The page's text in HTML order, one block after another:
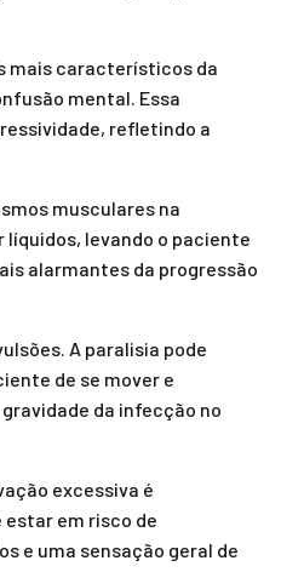
mais característicos da
mental. Essa
refletindo a
musculares na
levando o paciente
alarmantes da progressão
A paralisia pode
de se mover e
da infecção no
excessiva é
em risco de
e uma sensação geral de